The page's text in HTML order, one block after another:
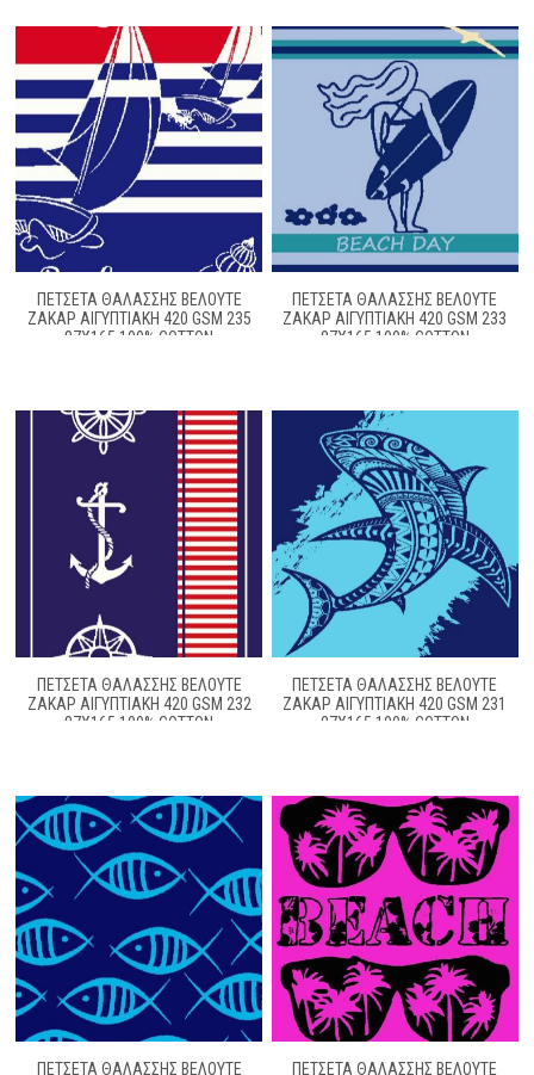
ΠΕΤΣΈΤΑ ΘΑΛΆΣΣΗΣ ΒΕΛΟΥΤΈ
ΖΑΚΆΡ ΑΙΓΥΠΤΙΑΚΉ 420 GSM 235
87X165 100% COTTON
ΠΕΤΣΈΤΑ ΘΑΛΆΣΣΗΣ ΒΕΛΟΥΤΈ
ΖΑΚΆΡ ΑΙΓΥΠΤΙΑΚΉ 420 GSM 233
87X165 100% COTTON
ΠΕΤΣΈΤΑ ΘΑΛΆΣΣΗΣ ΒΕΛΟΥΤΈ
ΖΑΚΆΡ ΑΙΓΥΠΤΙΑΚΉ 420 GSM 232
87X165 100% COTTON
ΠΕΤΣΈΤΑ ΘΑΛΆΣΣΗΣ ΒΕΛΟΥΤΈ
ΖΑΚΆΡ ΑΙΓΥΠΤΙΑΚΉ 420 GSM 231
87X165 100% COTTON
ΠΕΤΣΈΤΑ ΘΑΛΆΣΣΗΣ ΒΕΛΟΥΤΈ ΠΕΤΣΈΤΑ ΘΑΛΆΣΣΗΣ ΒΕΛΟΥΤΈ